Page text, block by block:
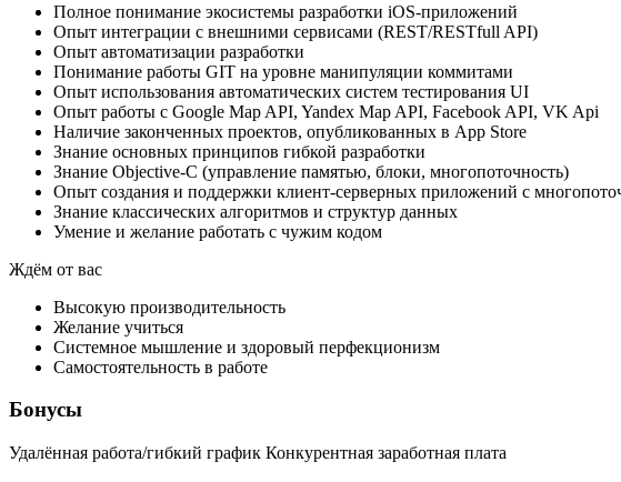
Полное понимание экосистемы разработки iOS-приложений
Опыт интеграции с внешними сервисами (REST/RESTfull API)
Опыт автоматизации разработки
Понимание работы GIT на уровне манипуляции коммитами
Опыт использования автоматических систем тестирования UI
Опыт работы с Google Map API, Yandex Map API, Facebook API, VK Api
Наличие законченных проектов, опубликованных в App Store
Знание основных принципов гибкой разработки
Знание Objective-C (управление памятью, блоки, многопоточность)
Опыт создания и поддержки клиент-серверных приложений с
Знание классических алгоритмов и структур данных
Умение и желание работать с чужим кодом
Ждём от вас
Высокую производительность
Желание учиться
Системное мышление и здоровый перфекционизм
Самостоятельность в работе
Бонусы
Удалённая работа/гибкий график Конкурентная заработная плата